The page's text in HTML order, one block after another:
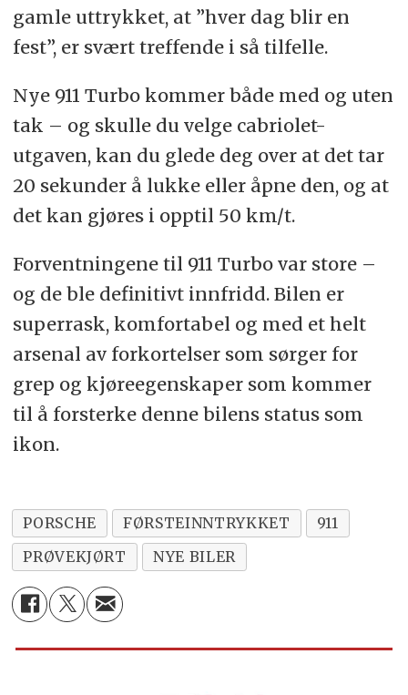
gamle uttrykket, at ”hver dag blir en
fest”, er svært treffende i så tilfelle.
Nye 911 Turbo kommer både med og uten
tak – og skulle du velge cabriolet-
utgaven, kan du glede deg over at det tar
20 sekunder å lukke eller åpne den, og at
det kan gjøres i opptil 50 km/t.
Forventningene til 911 Turbo var store –
og de ble definitivt innfridd. Bilen er
superrask, komfortabel og med et helt
arsenal av forkortelser som sørger for
grep og kjøreegenskaper som kommer
til å forsterke denne bilens status som
ikon.
PORSCHE FØRSTEINNTRYKKET
911
PRØVEKJØRT
NYE BILER